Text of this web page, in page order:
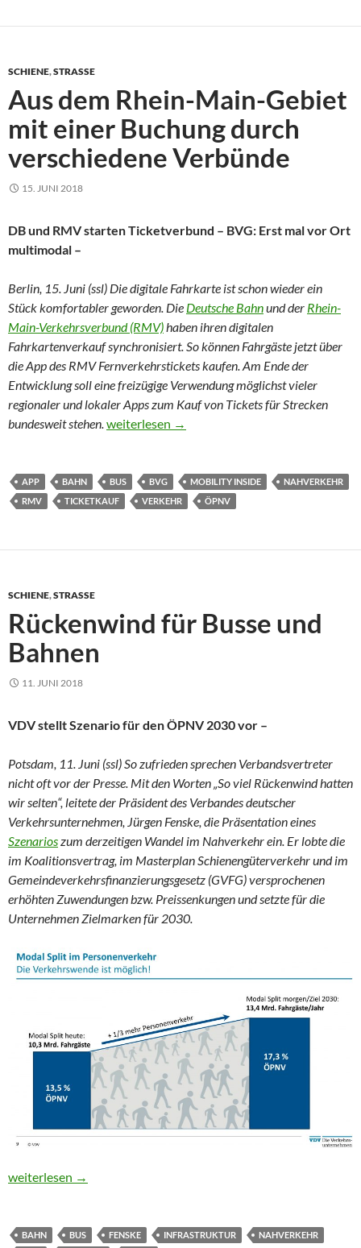
SCHIENE,STRASSE
Aus dem Rhein-Main-Gebiet
mit einer Buchung durch
verschiedene Verbünde
15. JUNI 2018
DB und RMV starten Ticketverbund – BVG: Erst mal vor Ort
multimodal –
Berlin, 15. Juni (ssl) Die digitale Fahrkarte ist schon wieder ein
Stück komfortabler geworden. Die Deutsche Bahnund der Rhein-
Main-Verkehrsverbund (RMV)haben ihren digitalen
Fahrkartenverkauf synchronisiert. So können Fahrgäste jetzt über
die App des RMV Fernverkehrstickets kaufen. Am Ende der
Entwicklung soll eine freizügige Verwendung möglichst vieler
regionaler und lokaler Apps zum Kauf von Tickets für Strecken
bundesweit stehen.Aus dem Rhein-Main-Gebiet mit einer
weiterlesen →
APP BAHN BUS BVG MOBILITY INSIDE
NAHVERKEHR
RMV
TICKETKAUF VERKEHR ÖPNV
SCHIENE,STRASSE
Rückenwind für Busse und
Bahnen
11. JUNI 2018
VDV stellt Szenario für den ÖPNV 2030 vor –
Potsdam, 11. Juni (ssl) So zufrieden sprechen Verbandsvertreter
nicht oft vor der Presse. Mit den Worten „So viel Rückenwind hatten
wir selten“, leitete der Präsident des Verbandes deutscher
Verkehrsunternehmen, Jürgen Fenske, die Präsentation eines
Szenarioszum derzeitigen Wandel im Nahverkehr ein. Er lobte die
im Koalitionsvertrag, im Masterplan Schienengüterverkehr und im
Gemeindeverkehrsfinanzierungsgesetz (GVFG) versprochenen
erhöhten Zuwendungen bzw. Preissenkungen und setzte für die
Unternehmen Zielmarken für 2030.
Rückenwind für Busse und Bahnen
weiterlesen →
BAHN BUS FENSKE INFRASTRUKTUR
NAHVERKEHR